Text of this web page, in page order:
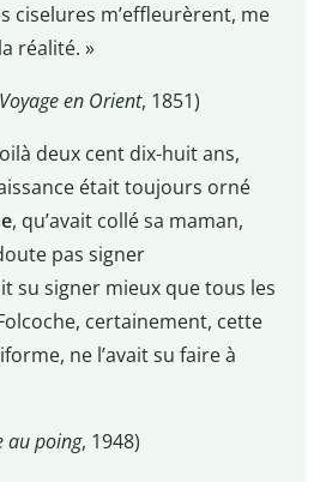
ciselures m’effleurèrent, me
réalité. »
Voyage en Orient, 1851)
deux cent dix-huit ans,
était toujours orné
, qu’avait collé sa maman,
pas signer
su signer mieux que tous les
certainement, cette
ne l’avait su faire à
au poing, 1948)